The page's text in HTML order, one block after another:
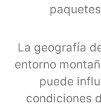
La geografía
entorno
puede
condiciones